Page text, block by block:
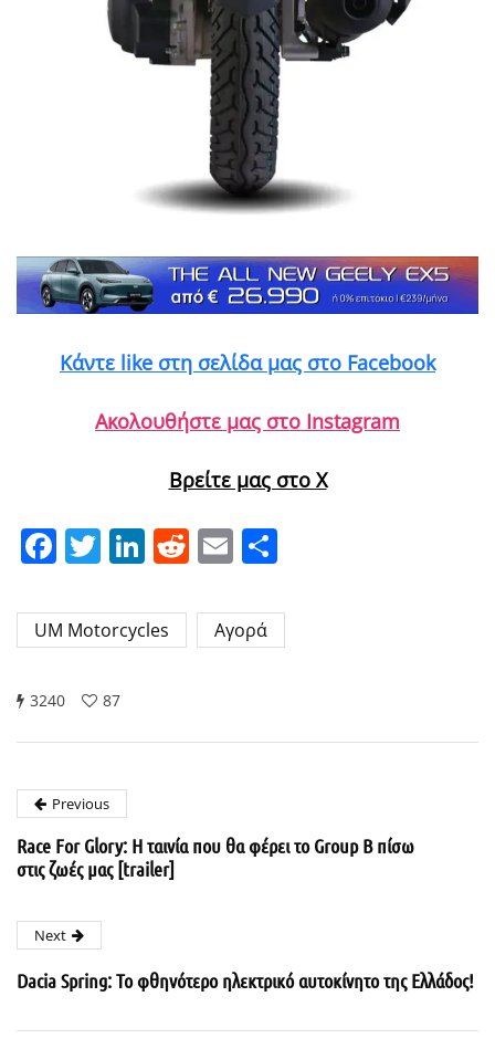
Κάντε like στη σελίδα μας στο Facebook
Ακολουθήστε μας στο Instagram
Βρείτε μας στο X
Facebook
Twitter
LinkedIn
Reddit
Email
UM Motorcycles Αγορά
3240 87
Previous
Race For Glory: Η ταινία που θα φέρει το Group B πίσω
στις ζωές μας [trailer]
Next
Dacia Spring: Το φθηνότερο ηλεκτρικό αυτοκίνητο της Ελλάδος!